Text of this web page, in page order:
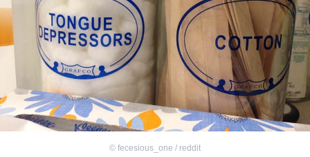
© fecesious_one / reddit